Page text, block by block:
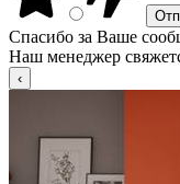
Спасибо за Ваше
Наш менеджер